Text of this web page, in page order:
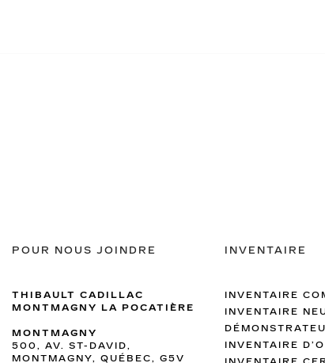
POUR NOUS JOINDRE
THIBAULT CADILLAC
MONTMAGNY LA POCATIÈRE
MONTMAGNY
500, AV. ST-DAVID,
MONTMAGNY, QUÉBEC, G5V
INVENTAIRE
INVENTAIRE
INVENTAIRE
INVENTAIRE